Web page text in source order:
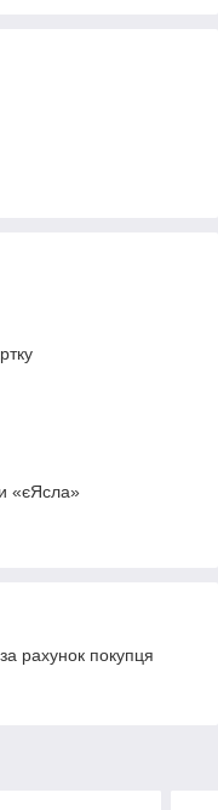
«єЯсла»
рахунок покупця